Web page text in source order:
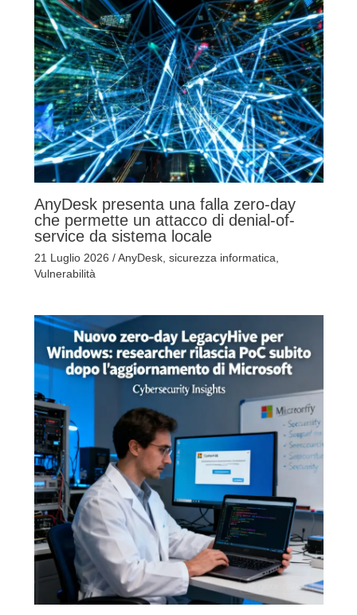
AnyDesk presenta una falla zero-day
che permette un attacco di denial-of-
service da sistema locale
21 Luglio 2026 /AnyDesk, sicurezza informatica
Vulnerabilità